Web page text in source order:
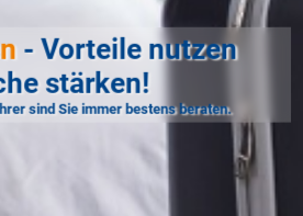
- Vorteile nutzen
stärken!
sind Sie immer bestens beraten.